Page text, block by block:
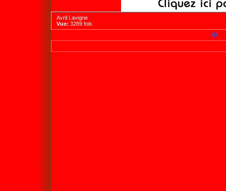
Avril Lavigne
Vue: 3289 fois